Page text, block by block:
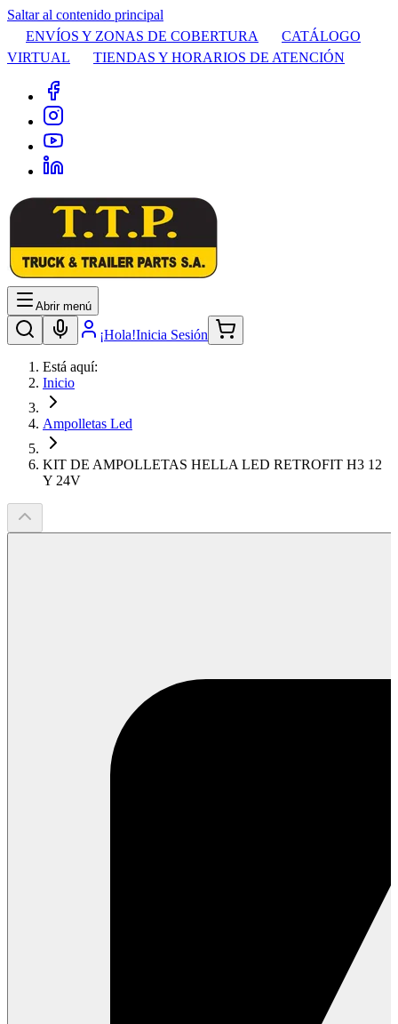
Saltar al contenido principal
ENVÍOS Y ZONAS DE COBERTURA
CATÁLOGO
VIRTUAL
TIENDAS Y HORARIOS DE ATENCIÓN
Abrir menú
¡Hola!Inicia Sesión
Está aquí:
Inicio
Ampolletas Led
KIT DE AMPOLLETAS HELLA LED RETROFIT H3 12
Y 24V